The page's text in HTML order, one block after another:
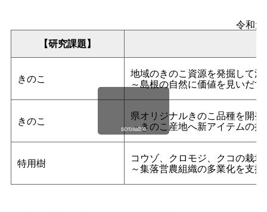
令和
【研究課題】
きのこ 地域のきのこ資源を発掘して活
～島根の自然に価値を見いだ
きのこ 県オリジナルきのこ品種を開発
～きのこ産地へ新アイテムの
特用樹 コウゾ、クロモジ、クコの栽
～集落営農組織の多業化を支
scrollable